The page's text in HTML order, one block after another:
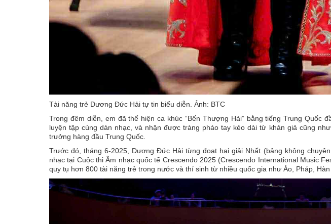
Tài năng trẻ Dương Đức Hải tự tin biểu diễn. Ảnh: BTC
Trong đêm diễn, em đã thể hiện ca khúc “Bến Thượng Hải” bằng tiếng Trung Quốc
luyện tập cùng dàn nhạc, và nhận được tràng pháo tay kéo dài từ khán giả cũng
trưởng hàng đầu Trung Quốc.
Trước đó, tháng 6-2025, Dương Đức Hải từng đoạt hai giải Nhất (bảng không
nhạc tại Cuộc thi Âm nhạc quốc tế Crescendo 2025 (Crescendo International Music
quy tụ hơn 800 tài năng trẻ trong nước và thí sinh từ nhiều quốc gia như Áo, Pháp,